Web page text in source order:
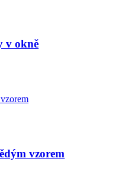
v okně
vzorem